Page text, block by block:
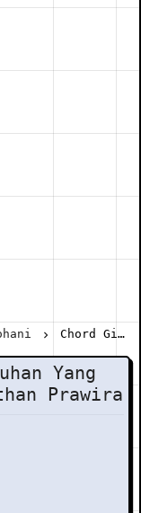
Chord Gitar Berkat Tuhan Yang Menjadikan Kaya - Jonathan Prawira
Yang
Prawira